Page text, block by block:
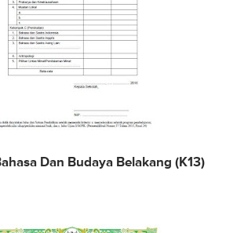
Dan Budaya Belakang (K13)